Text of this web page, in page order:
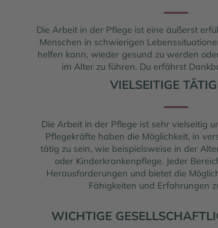
Die Arbeit in der Pflege ist eine äußerst
Menschen in schwierigen
helfen kann, wieder gesund zu werden
im Alter zu führen. Du erfährst
VIELSEITIGE
Die Arbeit in der Pflege ist sehr vielseitig
Pflegekräfte haben die Möglichkeit, in
tätig zu sein, wie beispielsweise in der
oder Kinderkrankenpflege. Jeder
Herausforderungen und bietet die
Fähigkeiten und Erfahrungen
WICHTIGE